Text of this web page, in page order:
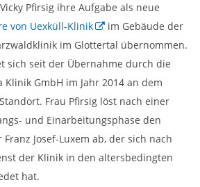
Pfirsig ihre Aufgabe als neue
von Uexküll-Klinik
im Gebäude der
im Glottertal übernommen.
sich seit der Übernahme durch die
Klinik GmbH im Jahr 2014 an dem
Frau Pfirsig löst nach einer
und Einarbeitungsphase den
Josef-Luxem ab, der sich nach
der Klinik in den altersbedingten
hat.